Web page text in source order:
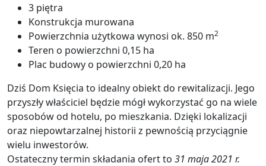
3 piętra
Konstrukcja murowana
Powierzchnia użytkowa wynosi ok. 850 m2
Teren o powierzchni 0,15 ha
Plac budowy o powierzchni 0,20 ha
Dziś Dom Księcia to idealny obiekt do rewitalizacji. Jego
przyszły właściciel będzie mógł wykorzystać go na wiele
sposobów od hotelu, po mieszkania. Dzięki lokalizacji
oraz niepowtarzalnej historii z pewnością przyciągnie
wielu inwestorów.
Ostateczny termin składania ofert to 31 maja 2021 r.